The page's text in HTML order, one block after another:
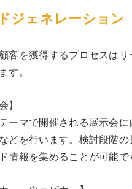
ジェネレーション
客を獲得するプロセスは
す。
】
ーマで開催される展示会
どを行います。検討段階
情報を集めることが可能で